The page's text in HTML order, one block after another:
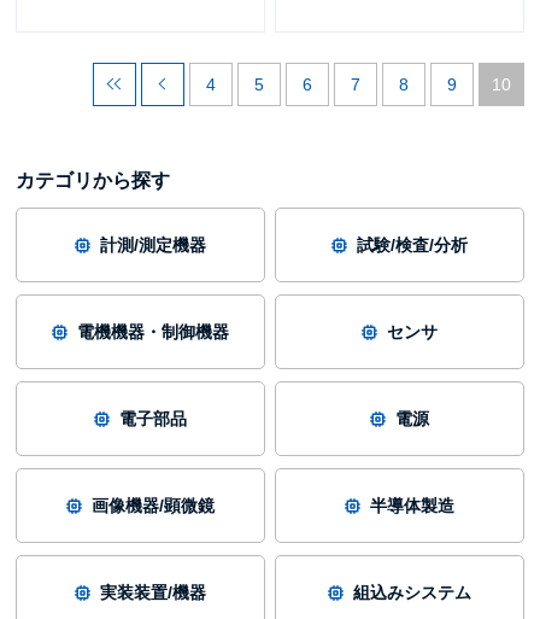
4 5 6 7 8 9 10
カテゴリから探す
計測/測定機器 試験/検査/分析
電機機器・制御機器 センサ
電子部品 電源
画像機器/顕微鏡 半導体製造
実装装置/機器 組込みシステム